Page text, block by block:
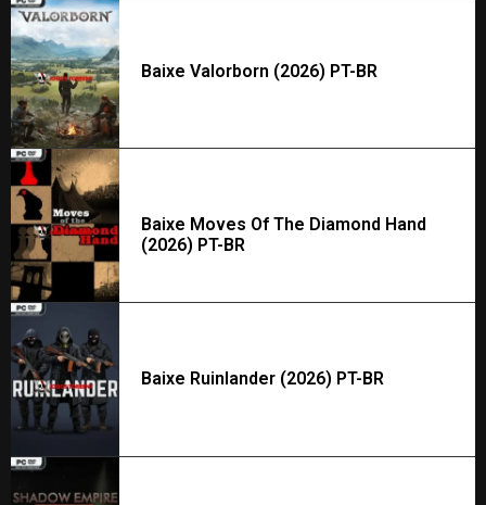
Baixe Valorborn (2026) PT-BR
Baixe Moves Of The Diamond Hand
(2026) PT-BR
Baixe Ruinlander (2026) PT-BR